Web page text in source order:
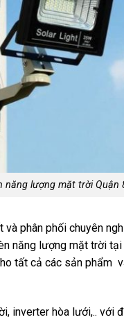
năng lượng mặt trời Quận
phân phối chuyên
năng lượng mặt trời tại
tất cả các sản phẩm
inverter hòa lưới,.. với